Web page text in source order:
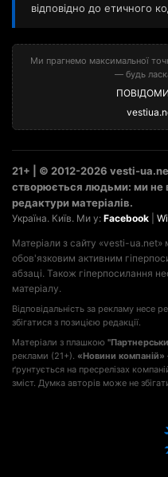
відповідно до етичного
Ми прагнемо максимальної
— будь
21+ | © 2012-2026 vesti-
створюється людьми: ми не
редактури матеріалів.
Україна. Київ. Ми у: Facebook
Матеріали з сайту «vesti-
обов'язковим активним
абзаці. Також гіперпосилання
матеріалу.
Відповідальність за рекламу несе
збігатися з позицією редакції.
Матеріали з плашкою
реклами (21+). «Новини компаній»
ґрунтується на пресрелізах
зміст. Думка авторів може не